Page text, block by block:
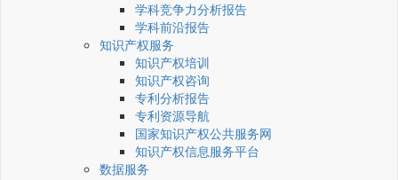
学科竞争力分析报告
学科前沿报告
知识产权服务
知识产权培训
知识产权咨询
专利分析报告
专利资源导航
国家知识产权公共服务网
知识产权信息服务平台
数据服务